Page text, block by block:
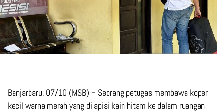
Banjarbaru, 07/10 (MSB) – Seorang petugas membawa koper
kecil warna merah yang dilapisi kain hitam ke dalam ruangan